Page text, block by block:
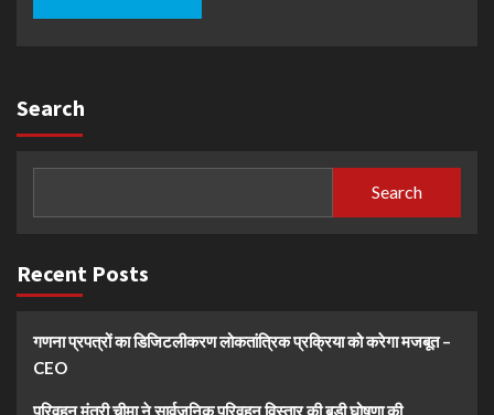
Search
Search
Recent Posts
गणना प्रपत्रों का डिजिटलीकरण लोकतांत्रिक प्रक्रिया को करेगा मजबूत –
CEO
परिवहन मंत्री चीमा ने सार्वजनिक परिवहन विस्तार की बड़ी घोषणा की